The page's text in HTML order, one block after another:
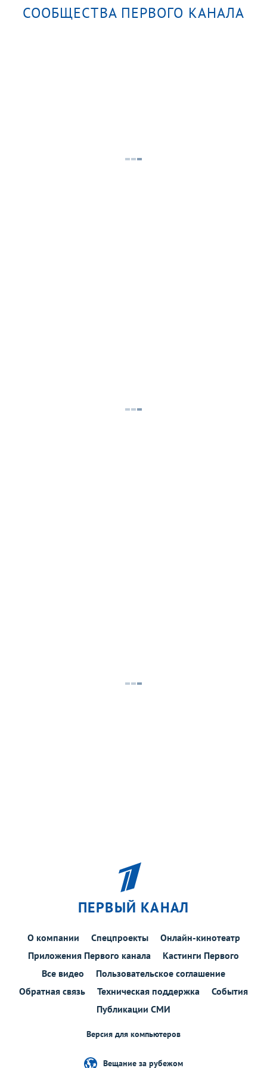
СООБЩЕСТВА ПЕРВОГО КАНАЛА
ПЕРВЫЙ КАНАЛ
О компании Спецпроекты
Онлайн-кинотеатр
Приложения Первого канала
Кастинги Первого
Все видео
Пользовательское соглашение
Обратная связь
Техническая поддержка
События
Публикации СМИ
Версия для компьютеров
Вещание за рубежом